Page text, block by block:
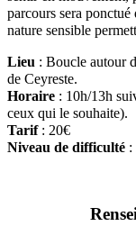
parcours sera ponctué
nature sensible
Lieu : Boucle autour
de Ceyreste.
Horaire : 10h/13h
ceux qui le souhaite).
Tarif : 20€
Niveau de difficulté :